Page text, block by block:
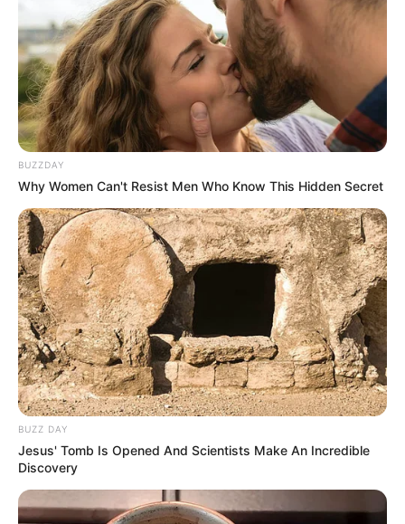
BUZZDAY
Why Women Can't Resist Men Who Know This Hidden Secret
BUZZ DAY
Jesus' Tomb Is Opened And Scientists Make An Incredible
Discovery